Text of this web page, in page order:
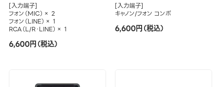
[入力端子]
フォン（MIC）× 2
フォン（LINE）× 1
RCA（L/R・LINE）× 1
6,600円（税込）
[入力端子]
キャノン/フォン コンボ
6,600円（税込）